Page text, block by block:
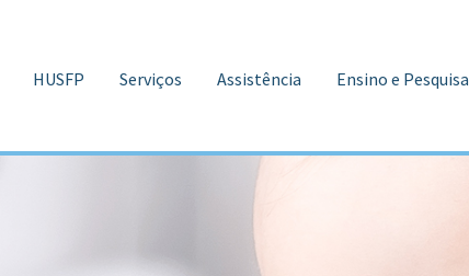
HUSFP Serviços Assistência Ensino e Pesquisa